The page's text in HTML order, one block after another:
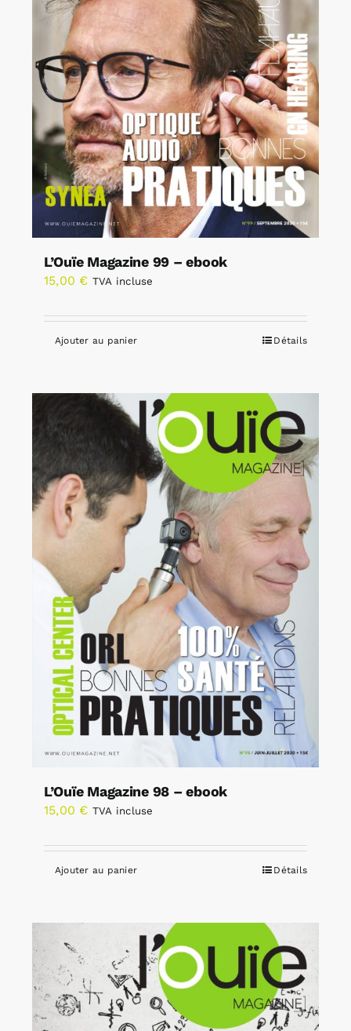
L’Ouïe Magazine 99 – ebook
15,00 € TVA incluse
Ajouter au panier Détails
L’Ouïe Magazine 98 – ebook
15,00 € TVA incluse
Ajouter au panier Détails